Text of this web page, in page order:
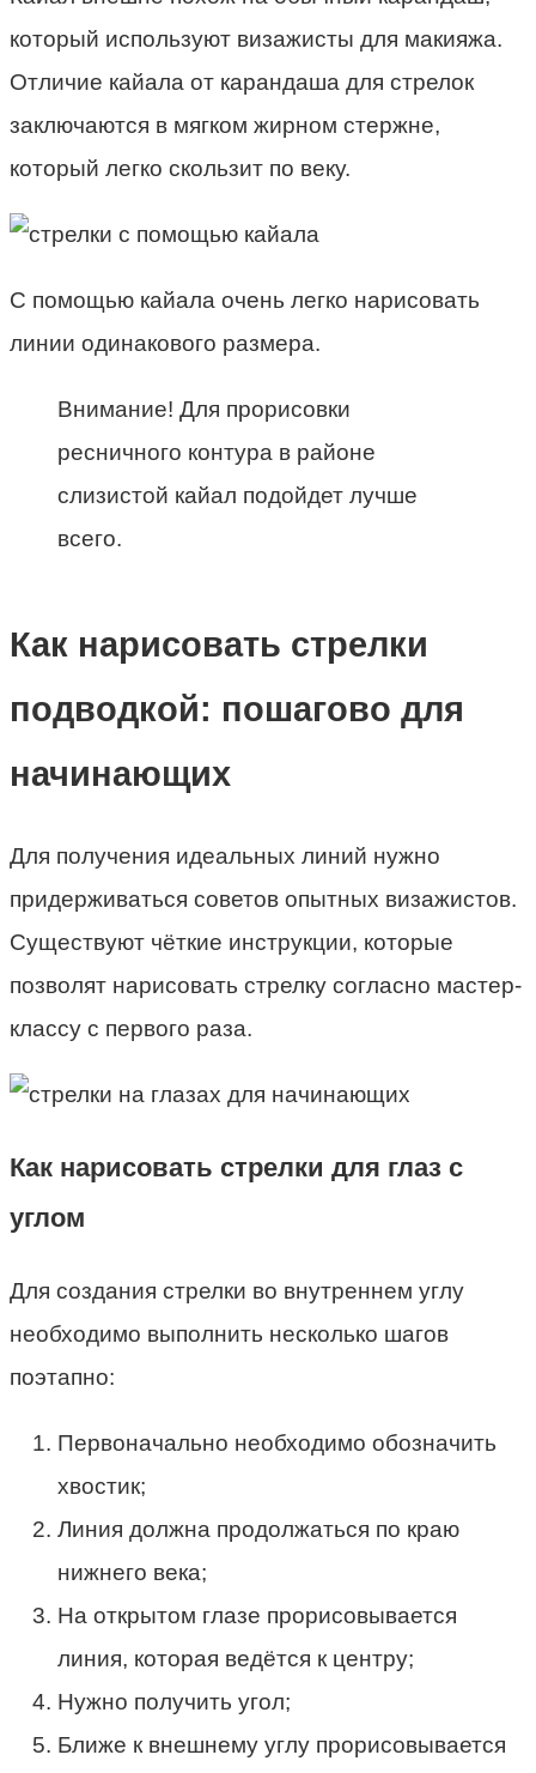
который используют визажисты для макияжа.
Отличие кайала от карандаша для стрелок
заключаются в мягком жирном стержне,
который легко скользит по веку.
С помощью кайала очень легко нарисовать
линии одинакового размера.
Внимание! Для прорисовки
ресничного контура в районе
слизистой кайал подойдет лучше
всего.
Как нарисовать стрелки
подводкой: пошагово для
начинающих
Для получения идеальных линий нужно
придерживаться советов опытных визажистов.
Существуют чёткие инструкции, которые
позволят нарисовать стрелку согласно мастер-
классу с первого раза.
Как нарисовать стрелки для глаз с
углом
Для создания стрелки во внутреннем углу
необходимо выполнить несколько шагов
поэтапно:
Первоначально необходимо обозначить
хвостик;
Линия должна продолжаться по краю
нижнего века;
На открытом глазе прорисовывается
линия, которая ведётся к центру;
Нужно получить угол;
Ближе к внешнему углу прорисовывается